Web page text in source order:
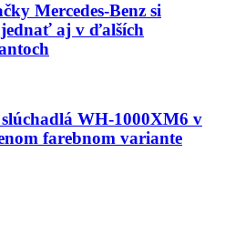
Mercedes-Benz si
aj v ďalších
WH-1000XM6 v
farebnom variante